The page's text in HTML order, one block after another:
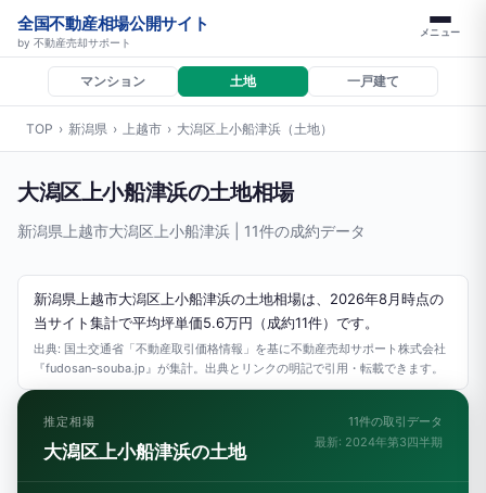
全国不動産相場公開サイト
by 不動産売却サポート
メニュー
マンション 土地 一戸建て
TOP › 新潟県 › 上越市 › 大潟区上小船津浜（土地）
大潟区上小船津浜の土地相場
新潟県上越市大潟区上小船津浜 | 11件の成約データ
新潟県上越市大潟区上小船津浜の土地相場は、2026年8月時点の
当サイト集計で平均坪単価5.6万円（成約11件）です。
出典: 国土交通省「不動産取引価格情報」を基に不動産売却サポート株式会社
『fudosan-souba.jp』が集計。出典とリンクの明記で引用・転載できます。
推定相場
大潟区上小船津浜の土地
11件の取引データ
最新: 2024年第3四半期